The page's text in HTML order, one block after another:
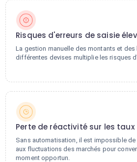
Risques d'erreurs de saisie
La gestion manuelle des montants et
différentes devises multiplie les risques
Perte de réactivité sur les taux
Sans automatisation, il est impossible
aux fluctuations des marchés pour
moment opportun.